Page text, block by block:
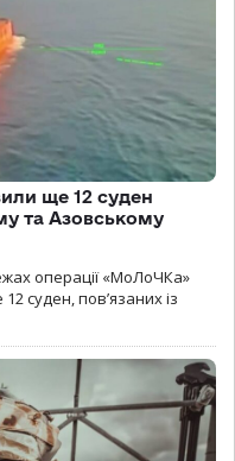
ще 12 суден
та Азовському
операції «МоЛоЧКа»
суден, пов’язаних із